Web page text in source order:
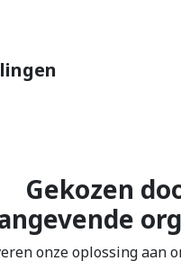
Gekozen
onze oplossing aan